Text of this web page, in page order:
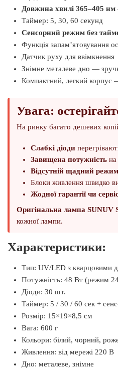
Довжина хвилі 365–405 нм
Таймер: 5, 30, 60 секунд
Сенсорний режим без
Функція запам’ятовування
Датчик руху для ввімкнення
Знімне металеве дно —
Компактний, легкий корпус
Увага:
На ринку багато дешевих
Слабкі діоди
Завищена потужність на
Відсутній щадний режим
Блоки живлення швидко
Жодної гарантії чи
Оригінальна лампа SUNUV
кожної лампи.
Характеристики:
Тип: UV/LED з кварцовими
Потужність: 48 Вт (режим
Діоди: 30 шт.
Таймер: 5 / 30 / 60 сек +
Розмір: 15×19×8,5 см
Вага: 600 г
Кольори: білий, чорний,
Живлення: від мережі 220 В
Дно: металеве, знімне